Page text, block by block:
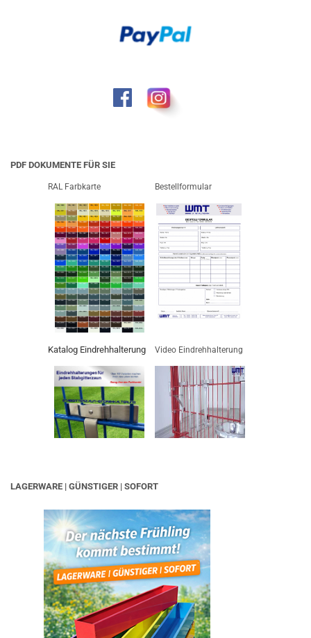
PDF DOKUMENTE FÜR SIE
RAL Farbkarte Bestellformular
Katalog Eindrehhalterung Video Eindrehhalterung
LAGERWARE | GÜNSTIGER | SOFORT